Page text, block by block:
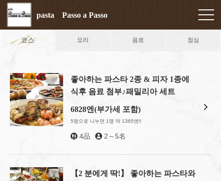
pasta Passo a Passo
코스 요리 음료 점심
좋아하는 파스타 2종 & 피자 1종에
식후 음료 첨부♪패밀리아 세트
6828엔(부가세 포함)
5명으로 나누면 1명 약 1365엔!!
4品 2～5名
【2 분에게 딱!】 좋아하는 파스타와